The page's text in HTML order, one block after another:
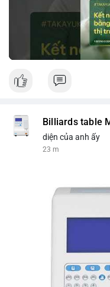
tin thị trường chính xác
thị trường khác nhau.
🎥 Xem video trực tiếp
Billiards table
diện của anh ấy
23 m